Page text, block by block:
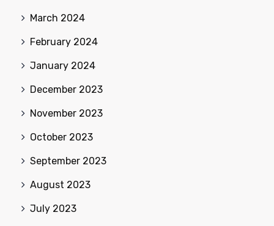
March 2024
February 2024
January 2024
December 2023
November 2023
October 2023
September 2023
August 2023
July 2023